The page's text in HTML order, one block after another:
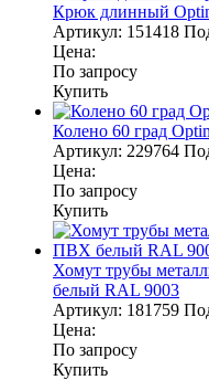
Крюк длинный
Артикул: 151418
Цена:
По запросу
Купить
Колено 60 град
Артикул: 229764
Цена:
По запросу
Купить
Хомут трубы
белый RAL 9003
Артикул: 181759
Цена:
По запросу
Купить